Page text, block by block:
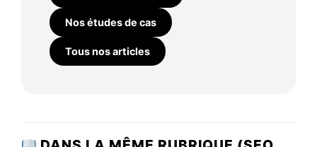
Nos études de cas
Tous nos articles